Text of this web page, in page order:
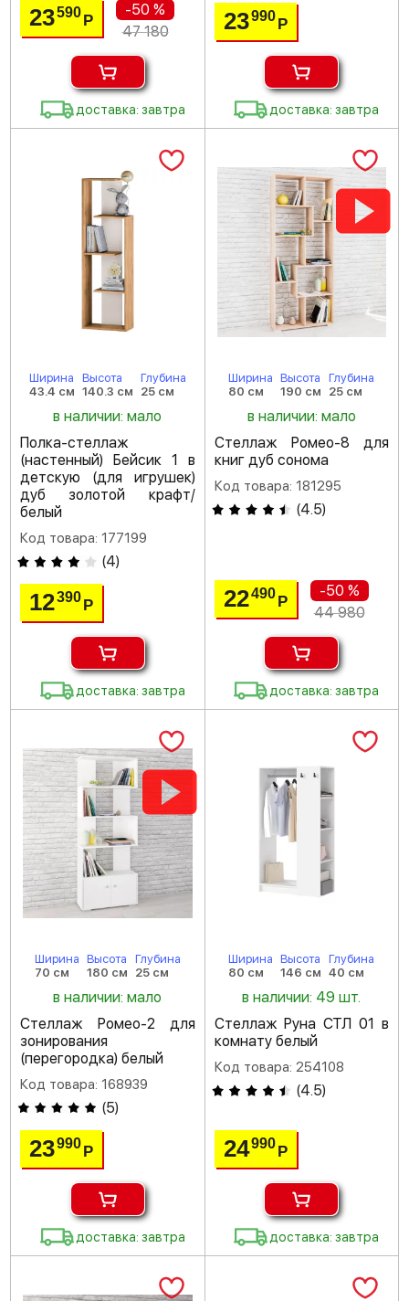
23590Р
-50 %
47 180
доставка: завтра
23990 Р
доставка: завтра
Ширина
43.4 см
Высота
140.3 см
Глубина
25 см
в наличии: мало
Полка-стеллаж
(настенный) Бейсик 1 в
детскую (для игрушек)
дуб золотой крафт/
белый
Код товара: 177199
(4)
12390Р
доставка: завтра
Ширина
80 см
Высота
190 см
Глубина
25 см
в наличии: мало
Стеллаж Ромео-8 для
книг дуб сонома
Код товара: 181295
(4.5)
22490 Р
-50 %
44 980
доставка: завтра
Ширина
70 см
Высота
180 см
Глубина
25 см
в наличии: мало
Стеллаж Ромео-2 для
зонирования
(перегородка) белый
Код товара: 168939
(5)
23990Р
доставка: завтра
Ширина
80 см
Высота
146 см
Глубина
40 см
в наличии: 49 шт.
Стеллаж Руна СТЛ 01 в
комнату белый
Код товара: 254108
(4.5)
24990 Р
доставка: завтра